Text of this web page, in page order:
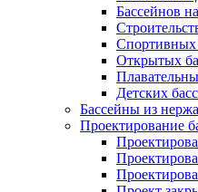
Бассейнов
Спортивных
Открытых
Детских
Бассейны из
Проектирование